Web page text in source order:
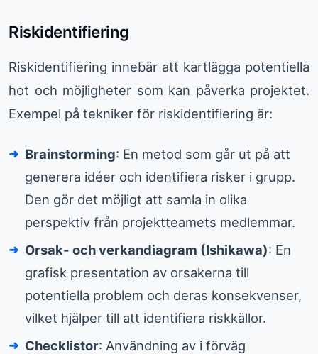
Riskidentifiering
Riskidentifiering innebär att kartlägga potentiella
hot och möjligheter som kan påverka projektet.
Exempel på tekniker för riskidentifiering är:
Brainstorming: En metod som går ut på att
generera idéer och identifiera risker i grupp.
Den gör det möjligt att samla in olika
perspektiv från projektteamets medlemmar.
Orsak- och verkandiagram (Ishikawa): En
grafisk presentation av orsakerna till
potentiella problem och deras konsekvenser,
vilket hjälper till att identifiera riskkällor.
Checklistor: Användning av i förväg